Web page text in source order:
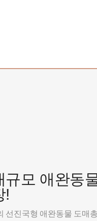
규모 애완동
!
선진국형 애완동물 도매